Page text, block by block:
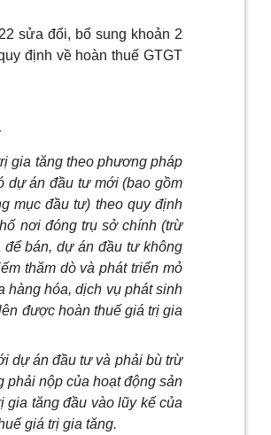
sửa đổi, bổ sung khoản 2
định về hoàn thuế GTGT
gia tăng theo phương pháp
dự án đầu tư mới (bao gồm
mục đầu tư) theo quy định
nơi đóng trụ sở chính (trừ
bán, dự án đầu tư không
thăm dò và phát triển mỏ
hàng hóa, dịch vụ phát sinh
được hoàn thuế giá trị gia
dự án đầu tư và phải bù trừ
phải nộp của hoạt động sản
gia tăng đầu vào lũy kế của
giá trị gia tăng.